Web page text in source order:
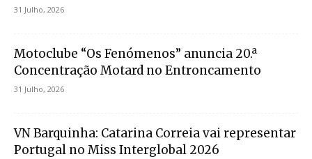
31 Julho, 2026
Motoclube “Os Fenómenos” anuncia 20.ª
Concentração Motard no Entroncamento
31 Julho, 2026
VN Barquinha: Catarina Correia vai representar
Portugal no Miss Interglobal 2026